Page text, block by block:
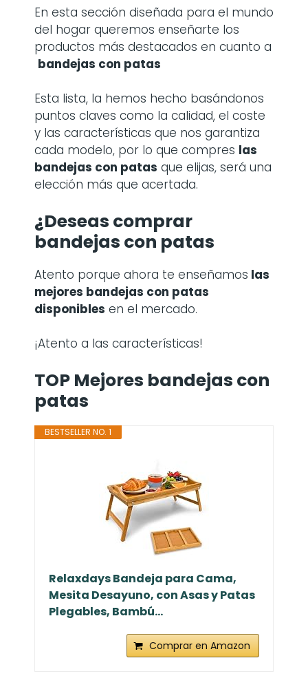
En esta sección diseñada para el mundo
del hogar queremos enseñarte los
productos más destacados en cuanto a
bandejas con patas
Esta lista, la hemos hecho basándonos
puntos claves como la calidad, el coste
y las características que nos garantiza
cada modelo, por lo que compres las
bandejas con patas que elijas, será una
elección más que acertada.
¿Deseas comprar
bandejas con patas
Atento porque ahora te enseñamos las
mejores bandejas con patas
disponibles en el mercado.
¡Atento a las características!
TOP Mejores bandejas con
patas
BESTSELLER NO. 1
Relaxdays Bandeja para Cama,
Mesita Desayuno, con Asas y Patas
Plegables, Bambú...
Comprar en Amazon